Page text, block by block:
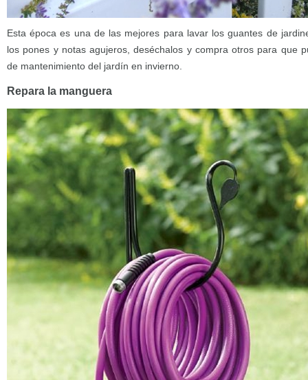
Esta época es una de las mejores para lavar los guantes de
los pones y notas agujeros, deséchalos y compra otros para que
de mantenimiento del jardín en invierno.
Repara la manguera